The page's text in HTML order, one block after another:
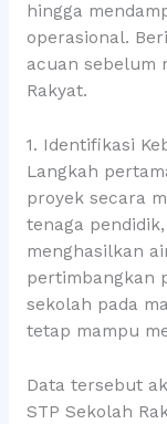
hingga
operasional.
acuan sebelum
Rakyat.
1. Identifikasi
Langkah
proyek secara
tenaga
menghasilkan
pertimbangkan
sekolah pada
tetap mampu
Data tersebut
STP Sekolah